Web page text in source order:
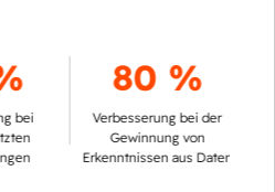
80 %
Verbesserung bei der
Gewinnung von
Erkenntnissen aus Daten